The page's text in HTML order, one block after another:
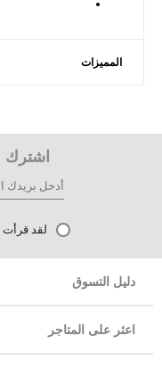
المميزات
اشترك
لقد
دليل التسوق
اعثر على المتاجر